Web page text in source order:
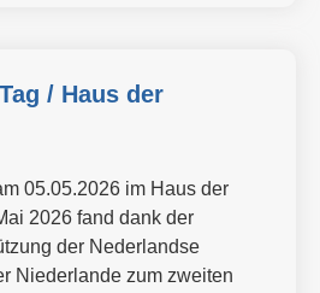
/ Haus der
05.05.2026 im Haus der
2026 fand dank der
der Nederlandse
Niederlande zum zweiten